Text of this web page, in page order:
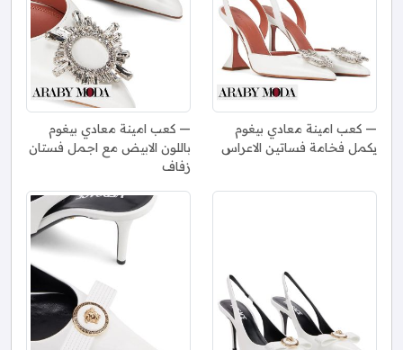
كعب امينة معادي بيغوم
يكمل فخامة فساتين الاعراس
كعب امينة معادي بيغوم
باللون الابيض مع اجمل فستان
زفاف